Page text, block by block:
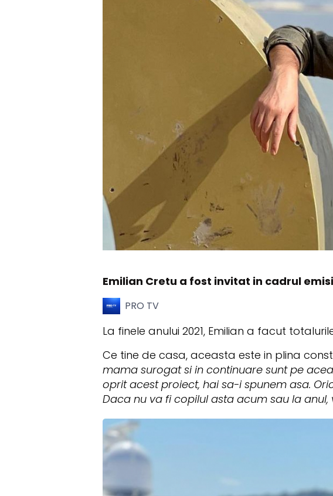
Emilian Cretu a fost invitat in cadrul
PRO TV
La finele anului 2021, Emilian a facut
Ce tine de casa, aceasta este in plina
mama surogat si in continuare sunt pe
oprit acest proiect, hai sa-i spunem asa.
Daca nu va fi copilul asta acum sau la anul,